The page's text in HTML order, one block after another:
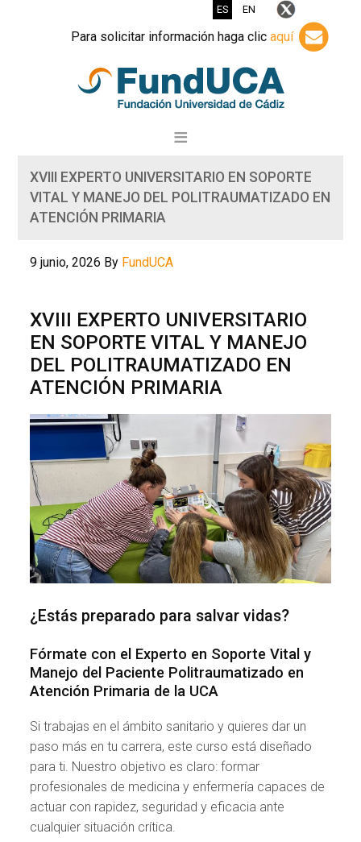
ES EN
Para solicitar información haga clic aquí
XVIII EXPERTO UNIVERSITARIO EN SOPORTE
VITAL Y MANEJO DEL POLITRAUMATIZADO EN
ATENCIÓN PRIMARIA
9 junio, 2026 By FundUCA
XVIII EXPERTO UNIVERSITARIO
EN SOPORTE VITAL Y MANEJO
DEL POLITRAUMATIZADO EN
ATENCIÓN PRIMARIA
¿Estás preparado para salvar vidas?
Fórmate con el Experto en Soporte Vital y
Manejo del Paciente Politraumatizado en
Atención Primaria de la UCA
Si trabajas en el ámbito sanitario y quieres dar un
paso más en tu carrera, este curso está diseñado
para ti. Nuestro objetivo es claro: formar
profesionales de medicina y enfermería capaces de
actuar con rapidez, seguridad y eficacia ante
cualquier situación crítica.